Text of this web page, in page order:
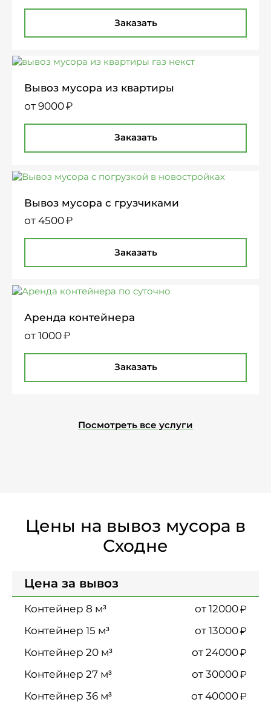
Заказать
Вывоз мусора из квартиры
Заказать
от 9000₽
Вывоз мусора с грузчиками
Заказать
от 4500₽
Аренда контейнера
Заказать
от 1000₽
Посмотреть все услуги
Цены на вывоз мусора в
Сходне
Цена за вывоз
от 12000₽
от 13000₽
от 24000₽
от 30000₽
от 40000₽